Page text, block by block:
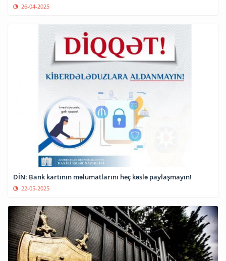
26-04-2025
DİN: Bank kartının məlumatlarını heç kəslə paylaşmayın!
22-05-2025